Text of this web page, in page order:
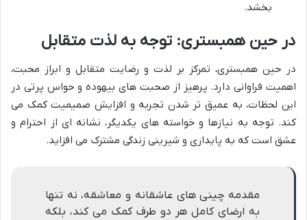
بخشد.
در حین همبستری: توجه به لذت متقابل
در حین همبستری، تمرکز بر لذت و رضایت متقابل و ابراز محبت،
اهمیت فراوانی دارد. پرهیز از صحبت های بیهوده و حواس پرتی در
این لحظات، به عمیق تر شدن تجربه و افزایش صمیمیت کمک می
کند. توجه به نیازها و خواسته های یکدیگر، نشانه ای از احترام و
عشق است که به پایداری و شیرینی زندگی مشترک می افزاید.
مقدمه چینی های عاشقانه و معاشقه، نه تنها
به ارضای کامل هر دو طرف کمک می کند، بلکه